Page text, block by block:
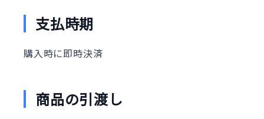
支払時期
購入時に即時決済
商品の引渡し